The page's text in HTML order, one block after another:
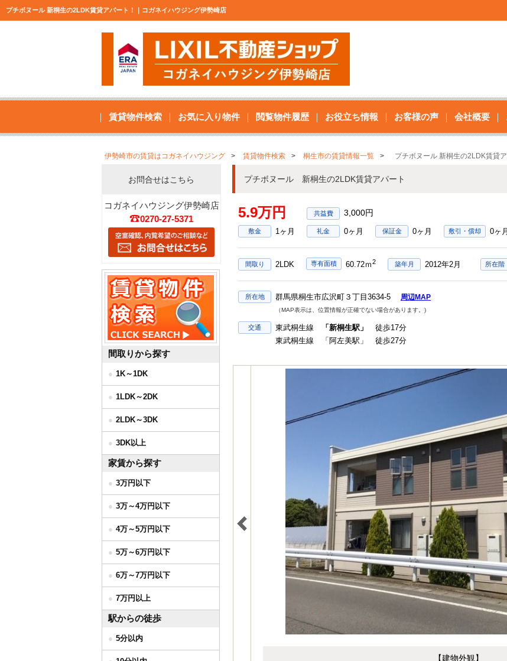
プチボヌール 新桐生の2LDK賃貸アパート！｜コガネイハウジング伊勢崎店
賃貸物件検索 お気に入り物件 閲覧物件履歴 お役立ち情報 お客様の声 会社概要
伊勢崎市の賃貸はコガネイハウジング 賃貸物件検索 桐生市の賃貸情報一覧 プチボヌール 新桐生の2LDK賃貸
プチボヌール 新桐生の2LDK賃貸アパート
5.9万円 3,000円
敷金 1ヶ月 礼金 0ヶ月 保証金 0ヶ月 敷引・償却 0ヶ
間取り 2LDK 専有面積 60.72ｍ2 築年月 2012年2月 所在階
所在地 群馬県桐生市広沢町３丁目3634-5 周辺MAP
（MAP表示は、位置情報が正確でない場合があります。)
交通 東武桐生線 「新桐生駅」
徒歩17分
東武桐生線 「阿左美駅」 徒歩27分
【建物外観】
お問合せはこちら
コガネイハウジング伊勢崎店
0270-27-5371
間取りから探す
1K～1DK
1LDK～2DK
2LDK～3DK
3DK以上
家賃から探す
3万円以下
3万～4万円以下
4万～5万円以下
5万～6万円以下
6万～7万円以下
7万円以上
駅からの徒歩
5分以内